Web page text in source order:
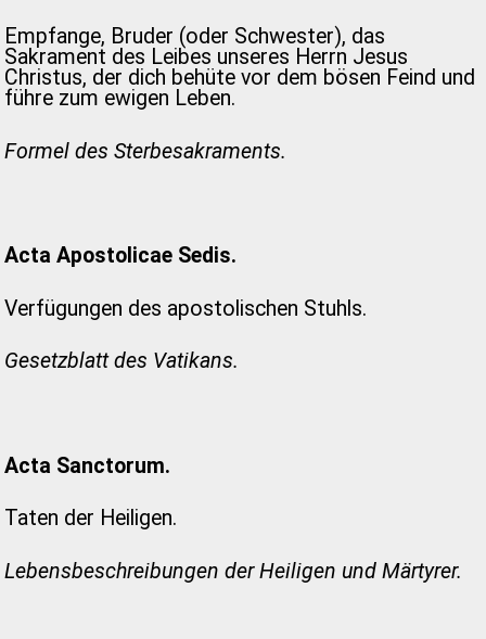
Empfange, Bruder (oder Schwester), das
Sakrament des Leibes unseres Herrn Jesus
Christus, der dich behüte vor dem bösen Feind und
führe zum ewigen Leben.
Formel des Sterbesakraments.
Acta Apostolicae Sedis.
Verfügungen des apostolischen Stuhls.
Gesetzblatt des Vatikans.
Acta Sanctorum.
Taten der Heiligen.
Lebensbeschreibungen der Heiligen und Märtyrer.